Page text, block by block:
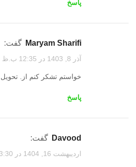
پاسخ
Maryam Sharifi گفت:
آذر 8, 1403 در 12:35 ب.ظ
خواستم تشکر کنم از. تحویل
پاسخ
Davood گفت:
اردیبهشت 16, 1404 در 3:30 ب.ظ